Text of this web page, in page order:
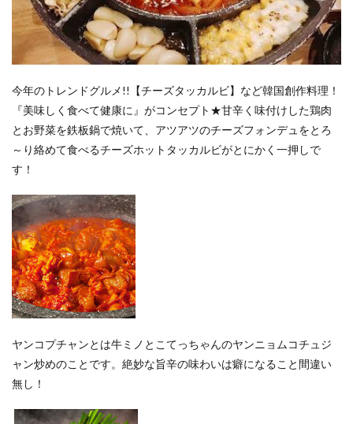
今年のトレンドグルメ!!【チーズタッカルビ】など韓国創作料理！
『美味しく食べて健康に』がコンセプト★甘辛く味付けした鶏肉
とお野菜を鉄板鍋で焼いて、アツアツのチーズフォンデュをとろ
～り絡めて食べるチーズホットタッカルビがとにかく一押しで
す！
ヤンコプチャンとは牛ミノとこてっちゃんのヤンニョムコチュジ
ャン炒めのことです。絶妙な旨辛の味わいは癖になること間違い
無し！